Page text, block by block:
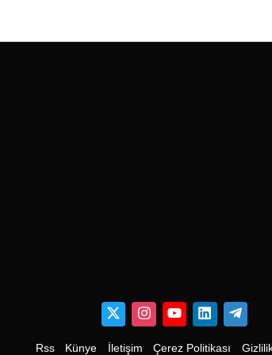
Rss Künye İletişim Çerez Politikası